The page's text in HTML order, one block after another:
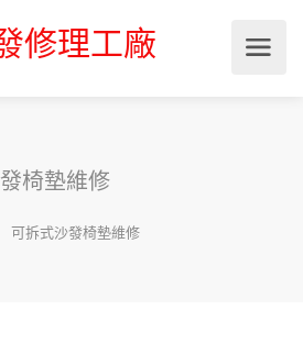
修理工廠
椅墊維修
可拆式沙發椅墊維修